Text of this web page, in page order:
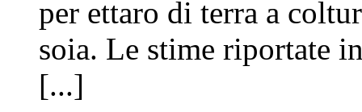
per ettaro di terra a
soia. Le stime riportate
[...]